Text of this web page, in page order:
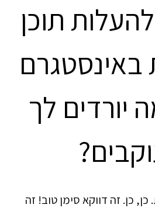
תוכן
באינסטגרם
יורדים לך
כן. זה דווקא סימן טוב! זה